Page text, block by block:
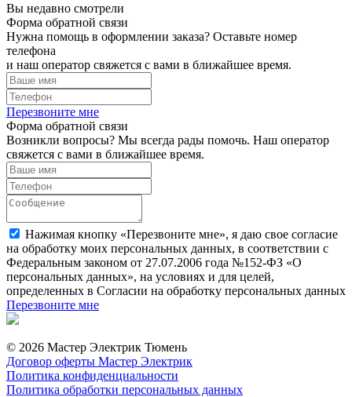
Вы недавно смотрели
Форма обратной связи
Нужна помощь в оформлении заказа? Оставьте номер
телефона
и наш оператор свяжется с вами в ближайшее время.
Перезвоните мне
Форма обратной связи
Возникли вопросы? Мы всегда рады помочь. Наш оператор
свяжется с вами в ближайшее время.
Нажимая кнопку «Перезвоните мне», я даю свое согласие
на обработку моих персональных данных, в соответствии с
Федеральным законом от 27.07.2006 года №152-ФЗ «О
персональных данных», на условиях и для целей,
определенных в Согласии на обработку персональных данных
Перезвоните мне
© 2026 Мастер Электрик Тюмень
Договор оферты Мастер Электрик
Политика конфиденциальности
Политика обработки персональных данных